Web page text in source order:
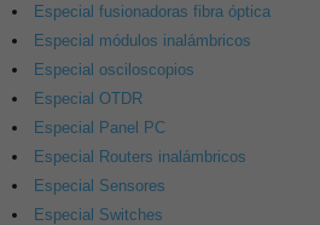
Especial fusionadoras fibra óptica
Especial módulos inalámbricos
Especial osciloscopios
Especial OTDR
Especial Panel PC
Especial Routers inalámbricos
Especial Sensores
Especial Switches